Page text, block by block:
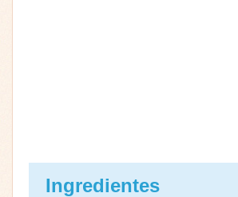
Ingredientes